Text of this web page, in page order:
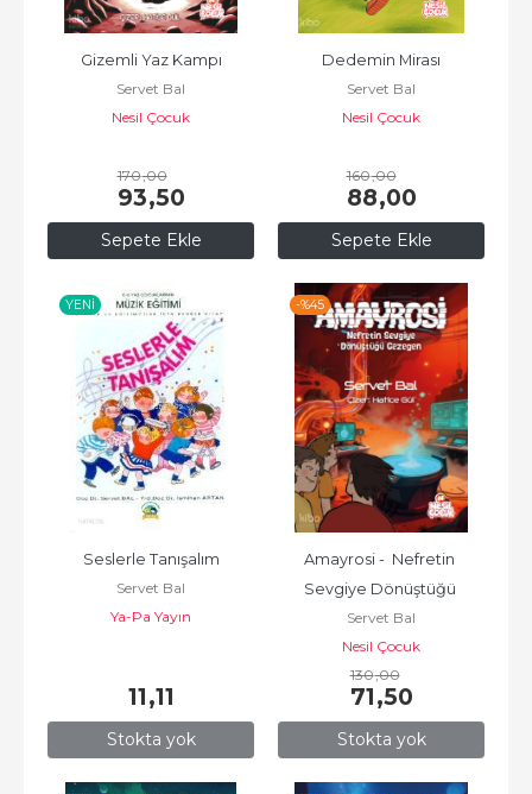
Sepete Ekle
Gizemli Yaz Kampı
Servet Bal
Nesil Çocuk
170,00
93,50
Sepete Ekle
Dedemin Mirası
Servet Bal
Nesil Çocuk
160,00
88,00
YENI
Stokta yok
Seslerle Tanışalım
Servet Bal
Ya-Pa Yayın
11,11
-%45
Stokta yok
Amayrosi -  Nefretin
Sevgiye Dönüştüğü
Gezegen
Servet Bal
Nesil Çocuk
130,00
71,50